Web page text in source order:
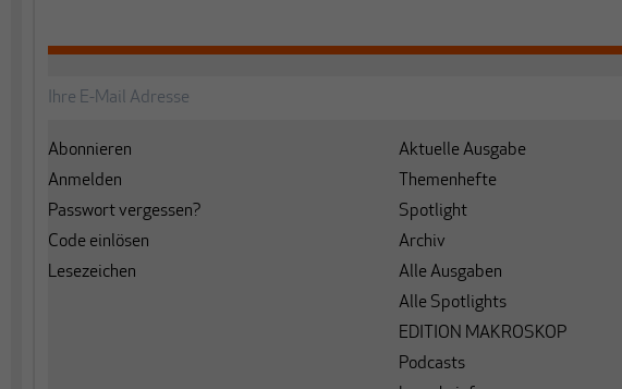
Abonnieren
Anmelden
Passwort vergessen?
Code einlösen
Lesezeichen
Aktuelle Ausgabe
Themenhefte
Spotlight
Archiv
Alle Ausgaben
Alle Spotlights
EDITION MAKROSKOP
Podcasts